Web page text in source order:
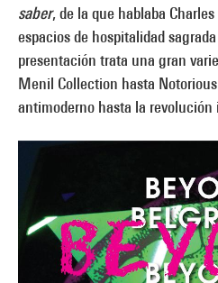
saber, de la que hablaba
espacios de hospitalidad
presentación trata una gran
Menil Collection hasta
antimoderno hasta la revolución